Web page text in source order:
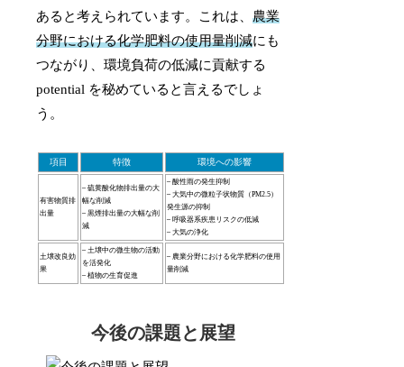
あると考えられています。これは、農業
分野における化学肥料の使用量削減にも
つながり、環境負荷の低減に貢献する
potential を秘めていると言えるでしょ
う。
項目 特徴 環境への影響
有害物質排
出量
– 硫黄酸化物排出量の大
幅な削減
– 黒煙排出量の大幅な削
減
– 酸性雨の発生抑制
– 大気中の微粒子状物質（PM2.5）
発生源の抑制
– 呼吸器系疾患リスクの低減
– 大気の浄化
土壌改良効
果
– 土壌中の微生物の活動
を活発化
– 植物の生育促進
– 農業分野における化学肥料の使用
量削減
今後の課題と展望